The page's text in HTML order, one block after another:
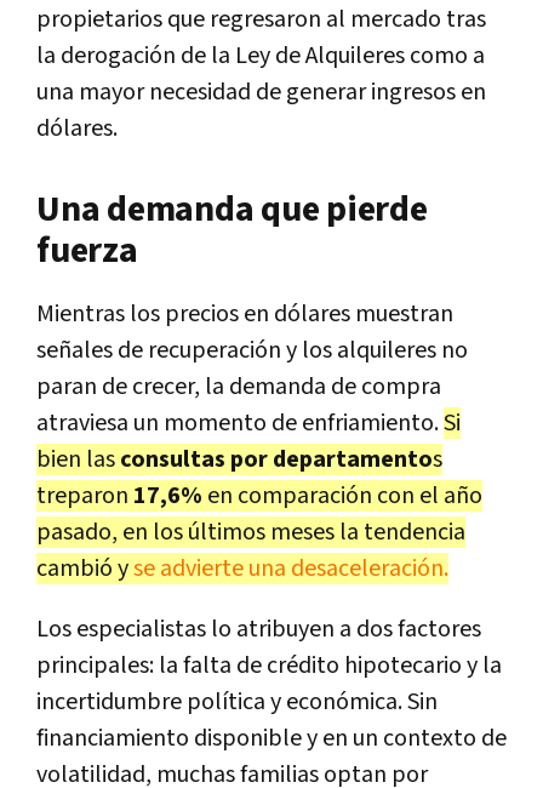
propietarios que regresaron al mercado tras
la derogación de la Ley de Alquileres como a
una mayor necesidad de generar ingresos en
dólares.
Una demanda que pierde
fuerza
Mientras los precios en dólares muestran
señales de recuperación y los alquileres no
paran de crecer, la demanda de compra
atraviesa un momento de enfriamiento.Si
bien lasconsultas por departamentos
treparon 17,6% en comparación con el año
pasado, en los últimos meses la tendencia
cambió yse advierte una desaceleración.
Los especialistas lo atribuyen a dos factores
principales: la falta de crédito hipotecario y la
incertidumbre política y económica. Sin
financiamiento disponible y en un contexto de
volatilidad, muchas familias optan por